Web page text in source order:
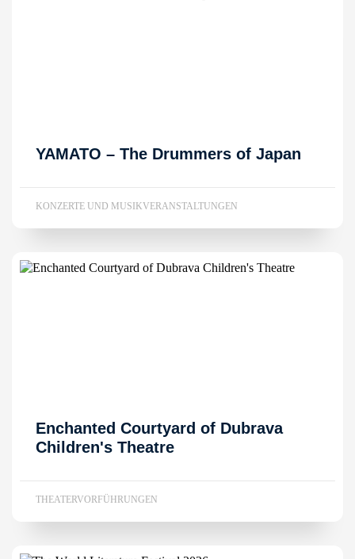
YAMATO – The Drummers of Japan
KONZERTE UND MUSIKVERANSTALTUNGEN
Enchanted Courtyard of Dubrava
Children's Theatre
THEATERVORFÜHRUNGEN